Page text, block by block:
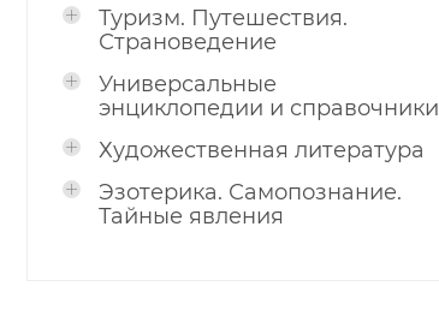
Туризм. Путешествия.
Страноведение
Универсальные
энциклопедии и справочники
Художественная литература
Эзотерика. Самопознание.
Тайные явления